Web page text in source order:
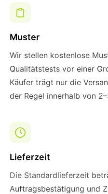
Muster
Wir stellen kostenlose
Qualitätstests vor einer
Käufer trägt nur die
der Regel innerhalb von
Lieferzeit
Die Standardlieferzeit
Auftragsbestätigung und